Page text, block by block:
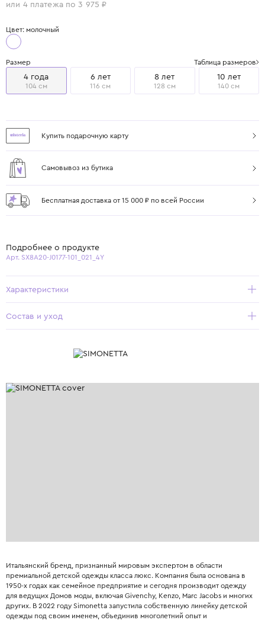
или 4 платежа по 3 975 ₽
Цвет: молочный
Размер Таблица размеров
4 года
104 см
6 лет
116 см
8 лет
128 см
10 лет
140 см
Купить подарочную карту
Самовывоз из бутика
Бесплатная доставка от 15 000 ₽ по всей России
Подробнее о продукте
Арт. SX8A20-J0177-101_021_4Y
Характеристики
Состав и уход
Итальянский бренд, признанный мировым экспертом в области
премиальной детской одежды класса люкс. Компания была основана в
1950-х годах как семейное предприятие и сегодня производит одежду
для ведущих Домов моды, включая Givenchy, Kenzo, Marc Jacobs и многих
других. В 2022 году Simonetta запустила собственную линейку детской
одежды под своим именем, объединив многолетний опыт и